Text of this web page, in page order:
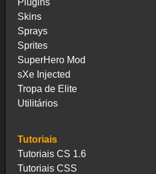
Plugins
Skins
Sprays
Sprites
SuperHero Mod
sXe Injected
Tropa de Elite
Utilitários
Tutoriais
Tutoriais CS 1.6
Tutoriais CSS